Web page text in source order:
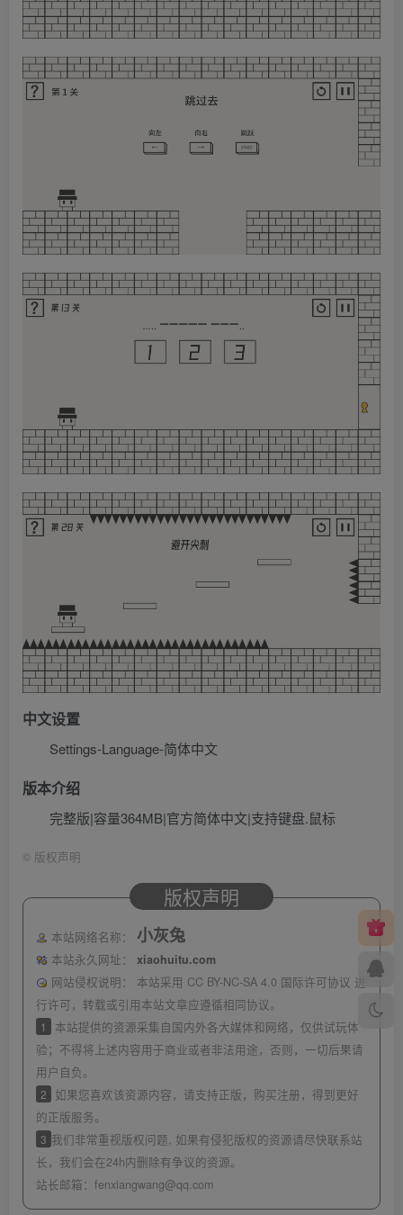
中文设置
Settings-Language-简体中文
版本介绍
完整版|容量364MB|官方简体中文|支持键盘.鼠标
© 版权声明
版权声明
本站网络名称： 小灰兔
本站永久网址：
xiaohuitu.com
网站侵权说明：
本站采用 CC BY-NC-SA 4.0 国际许可协议 进
行许可，转载或引用本站文章应遵循相同协议。
1
本站提供的资源采集自国内外各大媒体和网络，仅供试玩体
验；不得将上述内容用于商业或者非法用途，否则，一切后果请
用户自负。
2
如果您喜欢该资源内容，请支持正版，购买注册，得到更好
的正版服务。
3 我们非常重视版权问题, 如果有侵犯版权的资源请尽快联系站
长，我们会在24h内删除有争议的资源。
站长邮箱： fenxiangwang@qq.com